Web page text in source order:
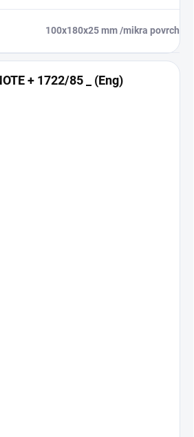
100x180x25 mm /mikra povrch
+ 1722/85 _ (Eng)